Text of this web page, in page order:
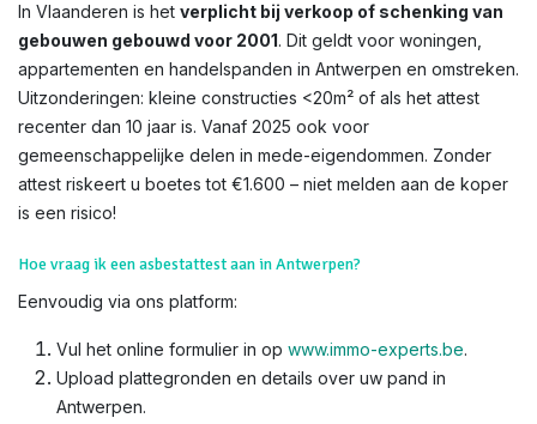
In Vlaanderen is het verplicht bij verkoop of schenking van
gebouwen gebouwd voor 2001. Dit geldt voor woningen,
appartementen en handelspanden in Antwerpen en omstreken.
Uitzonderingen: kleine constructies <20m² of als het attest
recenter dan 10 jaar is. Vanaf 2025 ook voor
gemeenschappelijke delen in mede-eigendommen. Zonder
attest riskeert u boetes tot €1.600 – niet melden aan de koper
is een risico!​
Hoe vraag ik een asbestattest aan in Antwerpen?
Eenvoudig via ons platform:
Vul het online formulier in op www.immo-experts.be.
Upload plattegronden en details over uw pand in
Antwerpen.